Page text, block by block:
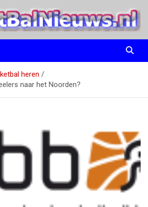
heren
naar het Noorden?